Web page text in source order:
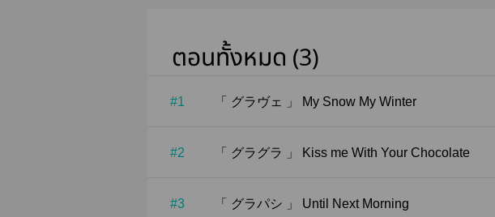
ตอนทั้งหมด (3)
#1 「 グラヴェ 」 My Snow My Winter
#2 「 グラグラ 」 Kiss me With Your Chocolate
#3 「 グラパシ 」 Until Next Morning